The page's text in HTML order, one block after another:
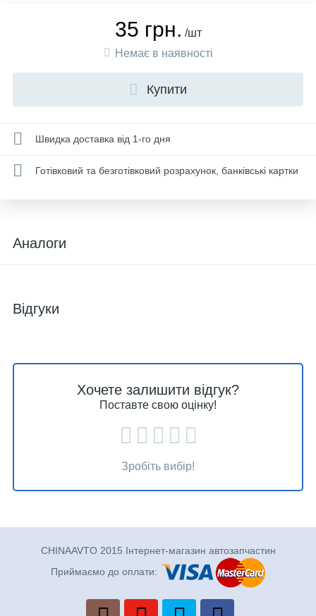
35 грн. /шт
Немає в наявності
Купити
Швидка доставка від 1-го дня
Готівковий та безготівковий розрахунок, банківські картки
Аналоги
Відгуки
Хочете залишити відгук?
Поставте свою оцінку!
Зробіть вибір!
CHINAAVTO 2015 Інтернет-магазин автозапчастин
Приймаємо до оплати: